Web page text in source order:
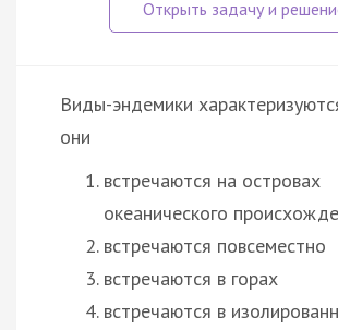
Виды-эндемики
они
встречаются на островах
океанического
встречаются повсеместно
встречаются в горах
встречаются в